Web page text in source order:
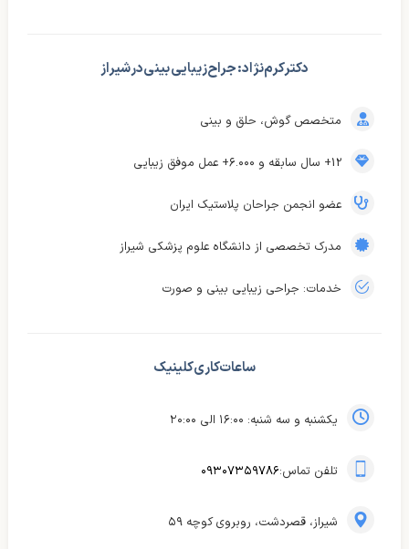
دکتر کرم‌نژاد : جراح زیبایی بینی در شیراز
متخصص گوش، حلق و بینی
12+ سال سابقه و ۶.۰۰۰+ عمل موفق زیبایی
عضو انجمن جراحان پلاستیک ایران
مدرک تخصصی از دانشگاه علوم پزشکی شیراز
خدمات: جراحی زیبایی بینی و صورت
ساعات کاری کلینیک
یکشنبه و سه شنبه: ۱۶:۰۰ الی ۲۰:۰۰
تلفن تماس:۰۹۳۰۷۳۵۹۷۸۶
شیراز، قصردشت، روبروی کوچه ۵۹